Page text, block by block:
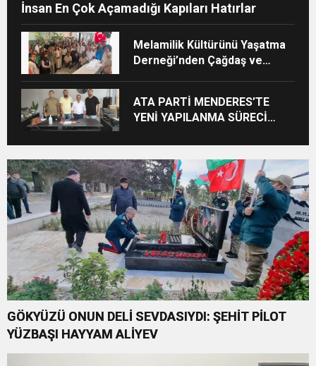
İnsan En Çok Açamadığı Kapıları Hatırlar
Melamilik Kültürünü Yaşatma
Derneği’nden Çağdaş ve
ATA PARTİ MENDERES’TE
YENİ YAPILANMA SÜRECİ
GÖKYÜZÜ ONUN DELİ SEVDASIYDI: ŞEHİT PİLOT
YÜZBAŞI HAYYAM ALİYEV